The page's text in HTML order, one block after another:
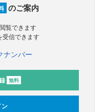
のご案内
覧できます
受信できます
ナンバー
無料
ン